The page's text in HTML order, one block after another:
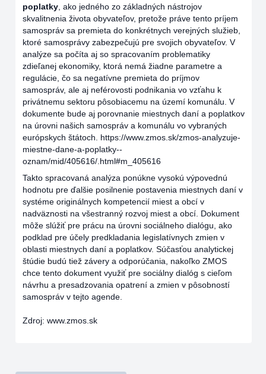
poplatky , ako jedného zo základných nástrojov
skvalitnenia života obyvateľov, pretože práve tento príjem
samospráv sa premieta do konkrétnych verejných služieb,
ktoré samosprávy zabezpečujú pre svojich obyvateľov. V
analýze sa počíta aj so spracovaním problematiky
zdieľanej ekonomiky, ktorá nemá žiadne parametre a
regulácie, čo sa negatívne premieta do príjmov
samospráv, ale aj neférovosti podnikania vo vzťahu k
privátnemu sektoru pôsobiacemu na území komunálu. V
dokumente bude aj porovnanie miestnych daní a poplatkov
na úrovni našich samospráv a komunálu vo vybraných
európskych štátoch. https://www.zmos.sk/zmos-analyzuje-
miestne-dane-a-poplatky--
oznam/mid/405616/.html#m_405616
Takto spracovaná analýza ponúkne vysokú výpovednú
hodnotu pre ďalšie posilnenie postavenia miestnych daní v
systéme originálnych kompetencií miest a obcí v
nadväznosti na všestranný rozvoj miest a obcí. Dokument
môže slúžiť pre prácu na úrovni sociálneho dialógu, ako
podklad pre účely predkladania legislatívnych zmien v
oblasti miestnych daní a poplatkov. Súčasťou analytickej
štúdie budú tiež závery a odporúčania, nakoľko ZMOS
chce tento dokument využiť pre sociálny dialóg s cieľom
návrhu a presadzovania opatrení a zmien v pôsobností
samospráv v tejto agende.
Zdroj: www.zmos.sk